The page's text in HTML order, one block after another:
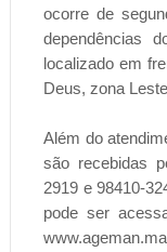
ocorre de
dependências
localizado em
Deus, zona
Além do
são recebidas
2919 e 98410-
pode ser